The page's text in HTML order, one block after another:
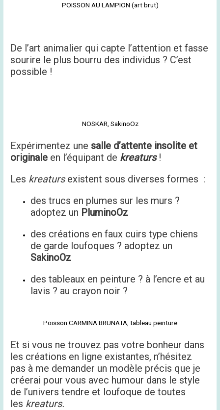
POISSON AU LAMPION (art brut)
De l’art animalier qui capte l’attention et fasse
sourire le plus bourru des individus ? C’est
possible !
NOSKAR, SakinoOz
Expérimentez une salle d’attente insolite et
originale en l’équipant de kreaturs!
Les kreatursexistent sous diverses formes :
des trucs en plumes sur les murs ?
adoptez un PluminoOz
des créations en faux cuirs type chiens
de garde loufoques ? adoptez un
SakinoOz
des tableaux en peinture ? à l’encre et au
lavis ? au crayon noir ?
Poisson CARMINA BRUNATA, tableau peinture
Et si vous ne trouvez pas votre bonheur dans
les créations en ligne existantes, n’hésitez
pas à me demander un modèle précis que je
créerai pour vous avec humour dans le style
de l’univers tendre et loufoque de toutes
les kreaturs.